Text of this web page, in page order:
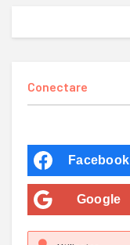
Conectare
Facebook
Google